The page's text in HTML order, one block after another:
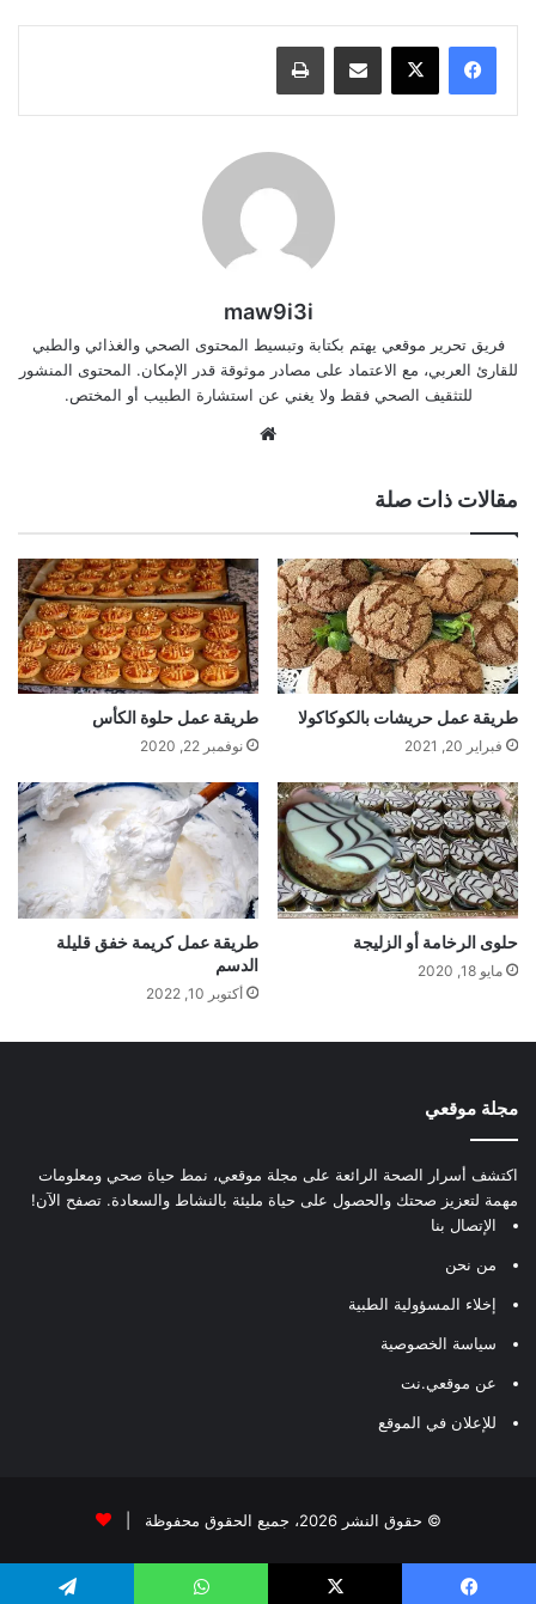
مشاركة عبر البريد طباعة
maw9i3i
فريق تحرير موقعي يهتم بكتابة وتبسيط المحتوى الصحي والغذائي والطبي
للقارئ العربي، مع الاعتماد على مصادر موثوقة قدر الإمكان. المحتوى المنشور
للتثقيف الصحي فقط ولا يغني عن استشارة الطبيب أو المختص.
مقالات ذات صلة
طريقة عمل حريشات بالكوكاكولا
فبراير 20, 2021
طريقة عمل حلوة الكأس
نوفمبر 22, 2020
حلوى الرخامة أو الزليجة
مايو 18, 2020
طريقة عمل كريمة خفق قليلة
الدسم
أكتوبر 10, 2022
مجلة موقعي
اكتشف أسرار الصحة الرائعة على مجلة موقعي، نمط حياة صحي ومعلومات
مهمة لتعزيز صحتك والحصول على حياة مليئة بالنشاط والسعادة. تصفح الآن!
الإتصال بنا
من نحن
إخلاء المسؤولية الطبية
سياسة الخصوصية
عن موقعي.نت
للإعلان في الموقع
© حقوق النشر 2026، جميع الحقوق محفوظة |